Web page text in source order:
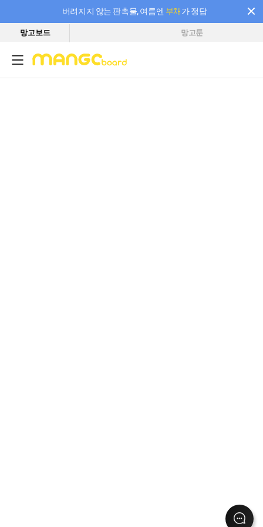
버려지지 않는 판촉물, 여름엔 부채가 정답
필요한 만큼 충전하고 끊김 없이 작업하세요! 새로워진 AI 부스터 요금제
망고보드 망고툰